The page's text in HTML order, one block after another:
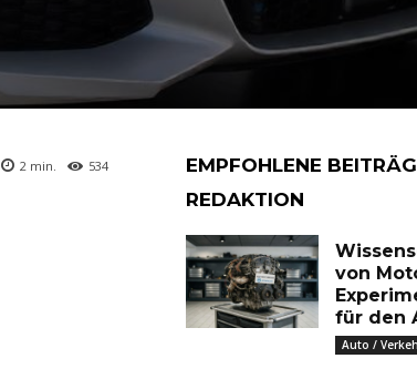
534
2 min.
EMPFOHLENE
REDAKTION
von
für den
Auto /